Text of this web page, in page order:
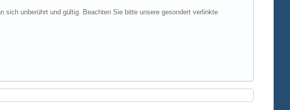
unberührt und gültig. Beachten Sie bitte unsere gesondert verlinkte